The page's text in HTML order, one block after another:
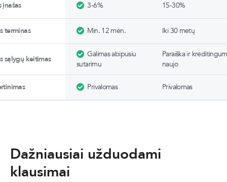
įnašas 3-6% 15-30%
terminas Min. 12 mėn. Iki 30 metų
sąlygų keitimas
Galimas abipusiu
sutarimu
Paraiška ir
naujo
Privalomas Privalomas
Dažniausiai užduodami
klausimai